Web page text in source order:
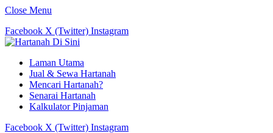
Close Menu
Facebook X (Twitter) Instagram
Laman Utama
Jual & Sewa Hartanah
Mencari Hartanah?
Senarai Hartanah
Kalkulator Pinjaman
Facebook X (Twitter) Instagram